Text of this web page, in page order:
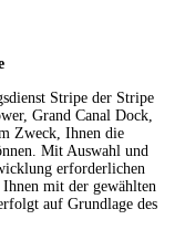
Stripe der Stripe
Grand Canal Dock,
Zweck, Ihnen die
Mit Auswahl und
erforderlichen
mit der gewählten
auf Grundlage des